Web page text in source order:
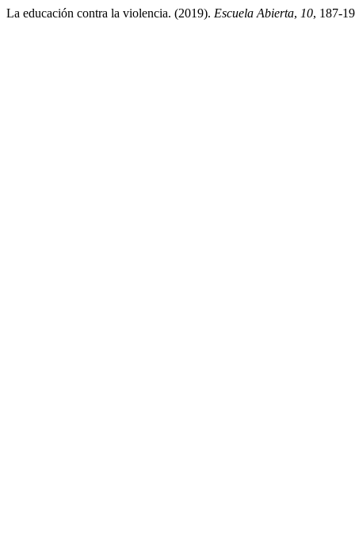
La educación contra la violencia. (2019). Escuela Abierta, 10, 187-